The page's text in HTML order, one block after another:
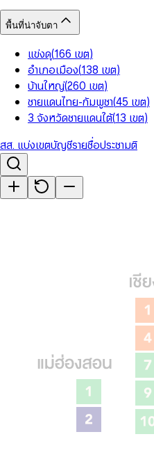
พื้นที่น่าจับตา
แข่งดุ(166 เขต)
อำเภอเมือง(138 เขต)
บ้านใหญ่(260 เขต)
ชายแดนไทย-กัมพูชา(45 เขต)
3 จังหวัดชายแดนใต้(13 เขต)
สส. แบ่งเขตบัญชีรายชื่อประชามติ